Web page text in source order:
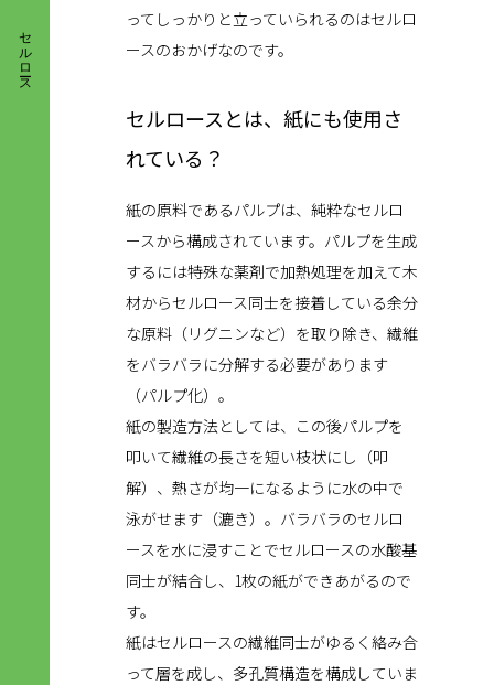
セルロース
ってしっかりと立っていられるのはセルロ
ースのおかげなのです。
セルロースとは、紙にも使用さ
れている？
紙の原料であるパルプは、純粋なセルロ
ースから構成されています。パルプを生成
するには特殊な薬剤で加熱処理を加えて木
材からセルロース同士を接着している余分
な原料（リグニンなど）を取り除き、繊維
をバラバラに分解する必要があります
（パルプ化）。
紙の製造方法としては、この後パルプを
叩いて繊維の長さを短い枝状にし（叩
解）、熱さが均一になるように水の中で
泳がせます（漉き）。バラバラのセルロ
ースを水に浸すことでセルロースの水酸基
同士が結合し、1枚の紙ができあがるので
す。
紙はセルロースの繊維同士がゆるく絡み合
って層を成し、多孔質構造を構成していま